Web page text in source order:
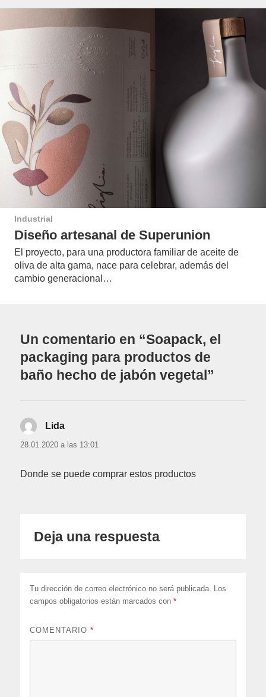
Industrial
Diseño artesanal de Superunion
El proyecto, para una productora familiar de aceite de
oliva de alta gama, nace para celebrar, además del
cambio generacional…
Un comentario en “Soapack, el
packaging para productos de
baño hecho de jabón vegetal”
Lida
28.01.2020 a las 13:01
Donde se puede comprar estos productos
Deja una respuesta
Tu dirección de correo electrónico no será publicada. Los
campos obligatorios están marcados con*
COMENTARIO*